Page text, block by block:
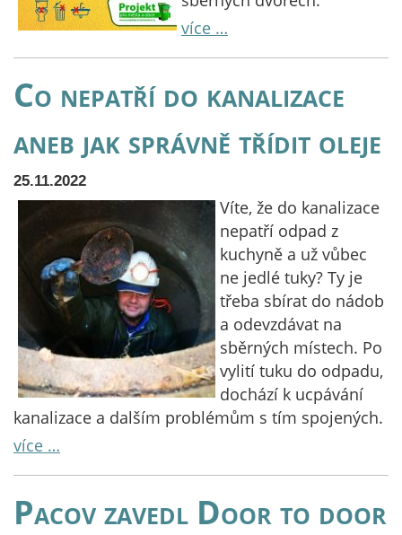
více …
Co nepatří do kanalizace
aneb jak správně třídit oleje
25.11.2022
Víte, že do kanalizace
nepatří odpad z
kuchyně a už vůbec
ne jedlé tuky? Ty je
třeba sbírat do nádob
a odevzdávat na
sběrných místech. Po
vylití tuku do odpadu,
dochází k ucpávání
kanalizace a dalším problémům s tím spojených.
více …
Pacov zavedl Door to door